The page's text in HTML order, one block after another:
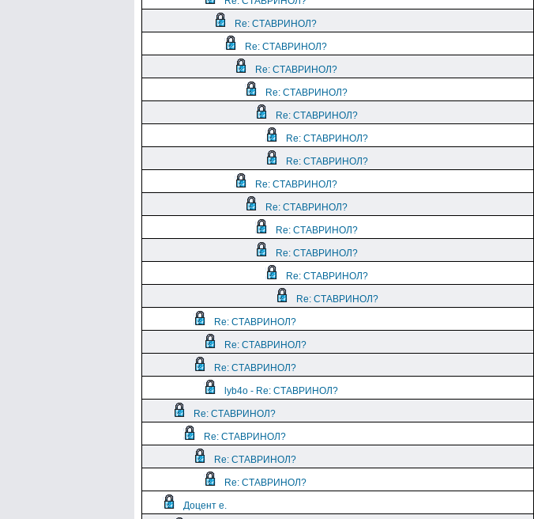
Re: СТАВРИНОЛ?
Re: СТАВРИНОЛ?
Re: СТАВРИНОЛ?
Re: СТАВРИНОЛ?
Re: СТАВРИНОЛ?
Re: СТАВРИНОЛ?
Re: СТАВРИНОЛ?
Re: СТАВРИНОЛ?
Re: СТАВРИНОЛ?
Re: СТАВРИНОЛ?
Re: СТАВРИНОЛ?
Re: СТАВРИНОЛ?
Re: СТАВРИНОЛ?
Re: СТАВРИНОЛ?
Re: СТАВРИНОЛ?
Re: СТАВРИНОЛ?
lyb4o - Re: СТАВРИНОЛ?
Re: СТАВРИНОЛ?
Re: СТАВРИНОЛ?
Re: СТАВРИНОЛ?
Re: СТАВРИНОЛ?
Доцент е.